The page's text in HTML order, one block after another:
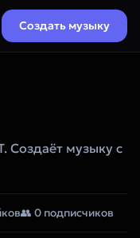
Создать музыку
Создаёт музыку с
👥 0 подписчиков